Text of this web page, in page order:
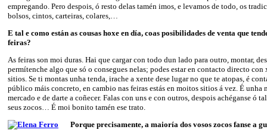
empregando. Pero despois, ó resto delas tamén imos, e levamos de todo, os
bolsos, cintos, carteiras, colares,…
E tal e como están as cousas hoxe en día, coas posibilidades de venta que
feiras?
As feiras son moi duras. Hai que cargar con todo dun lado para outro, montar,
permítenche algo que só o consegues nelas; podes estar en contacto directo con
sitios. Se ti montas unha tenda, irache a xente dese lugar no que te atopas, é
público máis concreto, en cambio nas feiras estás en moitos sitios á vez. É unha
mercado e de darte a coñecer. Falas con uns e con outros, despois achéganse ó
seus zocos… É moi bonito tamén ese trato.
Porque precisamente, a maioría dos vosos zocos fanse a